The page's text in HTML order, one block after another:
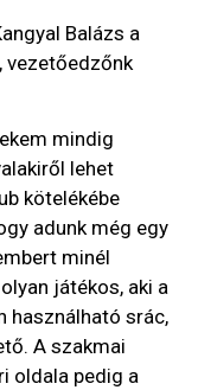
Balázs a
vezetőedzőnk
mindig
lehet
kötelékébe
adunk még egy
minél
játékos, aki a
használható srác,
A szakmai
oldala pedig a